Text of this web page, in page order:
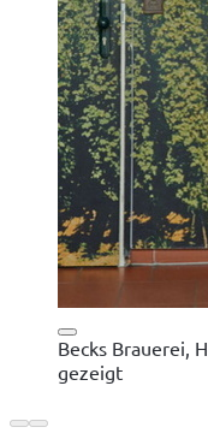
Becks Brauerei,
gezeigt